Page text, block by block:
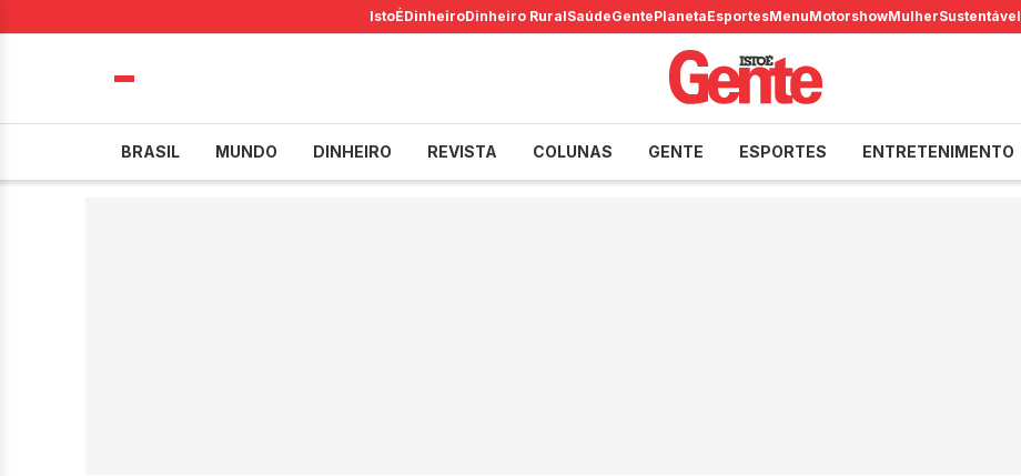
IstoÉDinheiroDinheiro RuralSaúdeGentePlanetaEsportesMenuMotorshowMulherSustentável
BRASIL MUNDO DINHEIRO REVISTA COLUNAS GENTE ESPORTES ENTRETENIMENTO